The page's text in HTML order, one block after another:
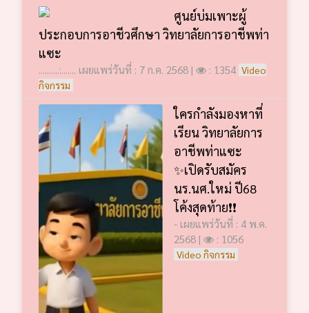
ศูนย์บ่มเพาะผู้
ประกอบการอาชีวศึกษา วิทยาลัยการอาชีพท่า
แซะ
..........:....... เผยแพร่วันที่ : 7 ก.ค. 2568 | : 1354 Video
กิจกรรม
ใครกำลังมองหาที่
เรียน วิทยาลัยการ
อาชีพท่าแซะ
✨เปิดรับสมัคร
นร.นศ.ใหม่ ปี68
โค้งสุดท้าย❗️❗️
- เผยแพร่วันที่ : 4 พ.ค.
2568 |
: 1056
Video กิจกรรม